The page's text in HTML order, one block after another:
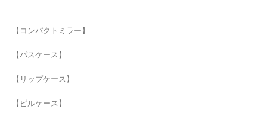
【コンパクトミラー】
【パスケース】
【リップケース】
【ピルケース】